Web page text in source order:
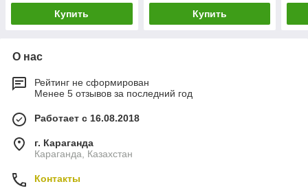
Купить Купить
О нас
Рейтинг не сформирован
Менее 5 отзывов за последний год
Работает с 16.08.2018
г. Караганда
Караганда, Казахстан
Контакты